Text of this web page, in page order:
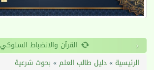
القرآن والانضباط السلوكي ‹
الرئيسية »دليل طالب العلم » بحوث شرعية